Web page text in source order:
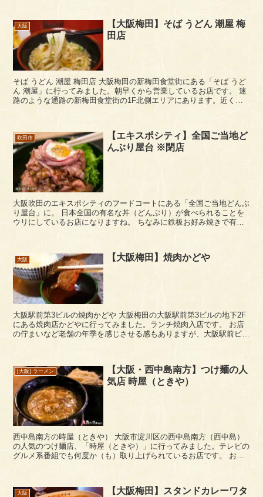
大阪
【大阪梅田】そば うどん 潮屋 梅
田店
そば うどん 潮屋 梅田店 大阪梅田の新梅田食堂街にある「そば うど
ん 潮屋」に行ってみました。朝早くから営業しているお店です。 迷
路のような通路の新梅田食堂街の1F北側エリアにあります。近くに
吹田市
【エキスポシティ】全国ご当地ど
んぶり屋台 ※閉店
大阪吹田のエキスポシティのフードコートにある「全国ご当地どんぶ
り屋台」に。 日本全国の有名な丼（どんぶり）が食べられることを
ウリにしているお店になりますね。 ちなみに鉄板お好み焼きで有名
大阪 【大阪梅田】焼肉かどや
大阪駅前第3ビルの焼肉かどや 大阪梅田の大阪駅前第3ビルの地下2F
にある焼肉店かどやに行ってみました。ランチ焼肉入店です。 お店
の佇まいなど老舗の年季を感じさせる感もありますが、大阪駅前ビル
[大阪] ラーメン
【大阪・西中島南方】つけ麺の人
気店 時屋（ときや）
西中島南方の時屋（ときや） 大阪市淀川区の西中島南方（西中島）
の人気のつけ麺店、「時屋（ときや）」に行ってみました。テレビの
グルメ系番組でも何度か（も）取り上げられているお店です。 お店
大阪
【大阪梅田】スタンドカレーワタ